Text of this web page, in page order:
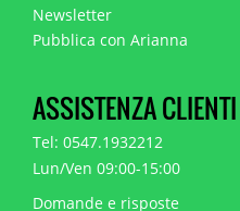
Newsletter
Pubblica con Arianna
ASSISTENZA CLIENTI
Tel: 0547.1932212
Lun/Ven 09:00-15:00
Domande e risposte